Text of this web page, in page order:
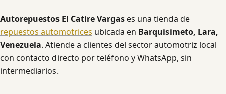
Autorepuestos El Catire Vargases una tienda de
repuestos automotrices ubicada en Barquisimeto, Lara,
Venezuela. Atiende a clientes del sector automotriz local
con contacto directo por teléfono y WhatsApp, sin
intermediarios.